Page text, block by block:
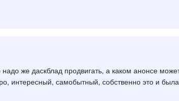
же даскблад продвигать, а каком анонсе
интересный, самобытный, собственно это и